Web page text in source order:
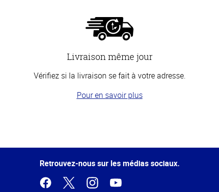
Livraison même jour
Vérifiez si la livraison se fait à votre adresse.
Pour en savoir plus
de la
Retrouvez-nous sur les médias sociaux.